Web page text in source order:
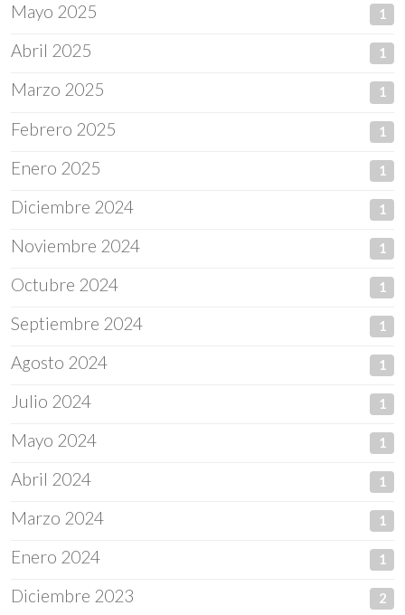
Mayo 2025 1
Abril 2025 1
Marzo 2025 1
Febrero 2025 1
Enero 2025 1
Diciembre 2024 1
Noviembre 2024 1
Octubre 2024 1
Septiembre 2024 1
Agosto 2024 1
Julio 2024 1
Mayo 2024 1
Abril 2024 1
Marzo 2024 1
Enero 2024 1
Diciembre 2023 2